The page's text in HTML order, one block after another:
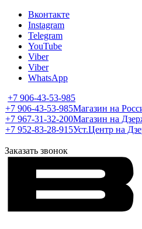
Вконтакте
Instagram
Telegram
YouTube
Viber
Viber
WhatsApp
+7 906-43-53-985
+7 906-43-53-985Магазин на
+7 967-31-32-200Магазин на
+7 952-83-28-915Уст.Центр на
Заказать звонок